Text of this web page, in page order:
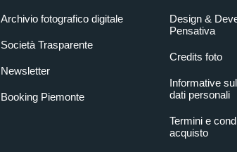
Archivio fotografico digitale
Società Trasparente
Newsletter
Booking Piemonte
Design &
Pensativa
Credits foto
Informative
dati personali
Termini e
acquisto